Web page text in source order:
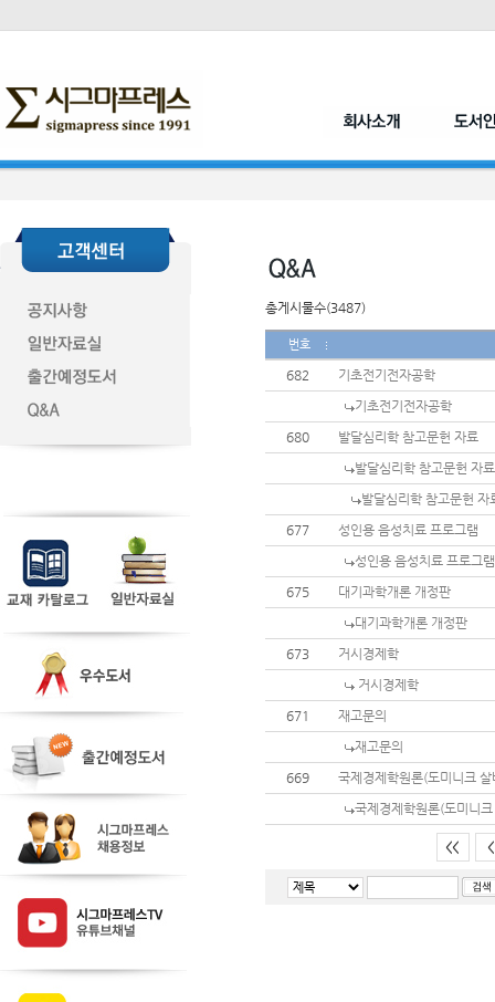
총게시물수(3487)
번호
682
기초전기전자공학
기초전기전자공학
680
발달심리학 참고문헌 자료
발달심리학 참고문헌 자료
발달심리학 참고문헌 자
677
성인용 음성치료 프로그램
성인용 음성치료 프로그램
675
대기과학개론 개정판
대기과학개론 개정판
673
거시경제학
거시경제학
671
재고문의
재고문의
669
국제경제학원론(도미니크
국제경제학원론(도미니
<< <